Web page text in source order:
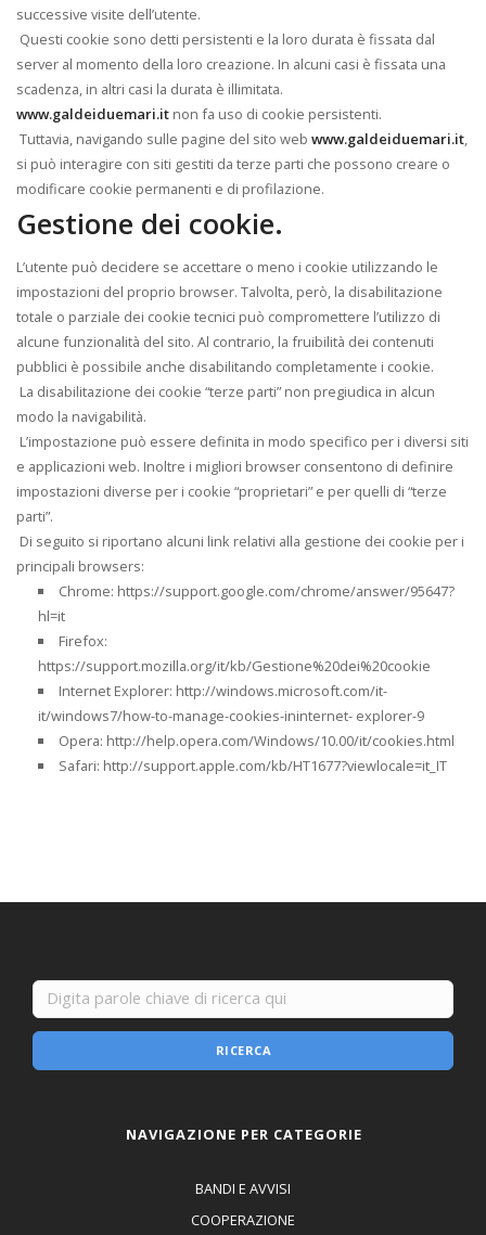
successive visite dell’utente.
Questi cookie sono detti persistenti e la loro durata è fissata dal
server al momento della loro creazione. In alcuni casi è fissata una
scadenza, in altri casi la durata è illimitata.
www.galdeiduemari.it non fa uso di cookie persistenti.
Tuttavia, navigando sulle pagine del sito web www.galdeiduemari.it,
si può interagire con siti gestiti da terze parti che possono creare o
modificare cookie permanenti e di profilazione.
Gestione dei cookie.
L’utente può decidere se accettare o meno i cookie utilizzando le
impostazioni del proprio browser. Talvolta, però, la disabilitazione
totale o parziale dei cookie tecnici può compromettere l’utilizzo di
alcune funzionalità del sito. Al contrario, la fruibilità dei contenuti
pubblici è possibile anche disabilitando completamente i cookie.
La disabilitazione dei cookie “terze parti” non pregiudica in alcun
modo la navigabilità.
L’impostazione può essere definita in modo specifico per i diversi siti
e applicazioni web. Inoltre i migliori browser consentono di definire
impostazioni diverse per i cookie “proprietari” e per quelli di “terze
parti”.
Di seguito si riportano alcuni link relativi alla gestione dei cookie per i
principali browsers:
Chrome: https://support.google.com/chrome/answer/95647?
hl=it
Firefox:
https://support.mozilla.org/it/kb/Gestione%20dei%20cookie
Internet Explorer: http://windows.microsoft.com/it-
it/windows7/how-to-manage-cookies-ininternet- explorer-9
Opera: http://help.opera.com/Windows/10.00/it/cookies.html
Safari: http://support.apple.com/kb/HT1677?viewlocale=it_IT
RICERCA
NAVIGAZIONE PER CATEGORIE
BANDI E AVVISI
COOPERAZIONE